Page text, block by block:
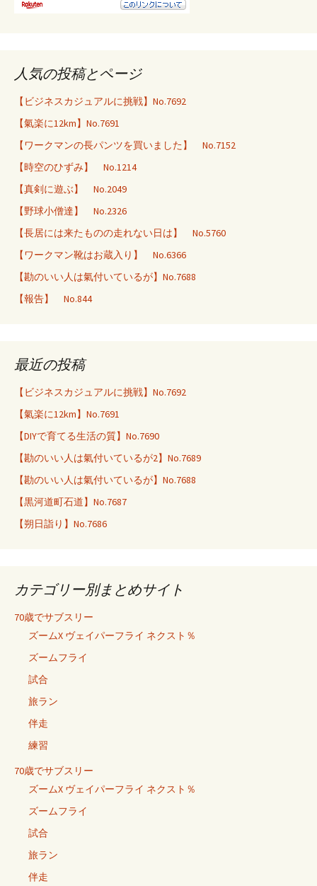
人気の投稿とページ
【ビジネスカジュアルに挑戦】No.7692
【氣楽に12km】No.7691
【ワークマンの長パンツを買いました】 No.7152
【時空のひずみ】 No.1214
【真剣に遊ぶ】 No.2049
【野球小僧達】 No.2326
【長居には来たものの走れない日は】 No.5760
【ワークマン靴はお蔵入り】 No.6366
【勘のいい人は氣付いているが】No.7688
【報告】 No.844
最近の投稿
【ビジネスカジュアルに挑戦】No.7692
【氣楽に12km】No.7691
【DIYで育てる生活の質】No.7690
【勘のいい人は氣付いているが2】No.7689
【勘のいい人は氣付いているが】No.7688
【黒河道町石道】No.7687
【朔日詣り】No.7686
カテゴリー別まとめサイト
70歳でサブスリー
ズームX ヴェイパーフライ ネクスト％
ズームフライ
試合
旅ラン
伴走
練習
70歳でサブスリー
ズームX ヴェイパーフライ ネクスト％
ズームフライ
試合
旅ラン
伴走